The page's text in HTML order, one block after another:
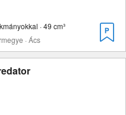
· 49 cm³
· Ács